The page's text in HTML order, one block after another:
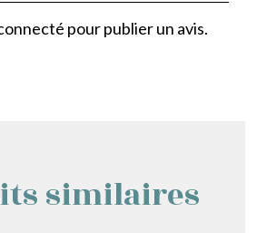
pour publier un avis.
similaires